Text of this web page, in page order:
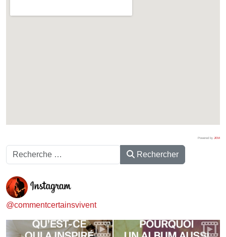
Powered by JEM
Rechercher Rechercher
@commentcertainsvivent